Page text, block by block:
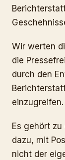
Wir werten
die
durch den
einzugreifen.
Es gehört
dazu, mit
nicht der